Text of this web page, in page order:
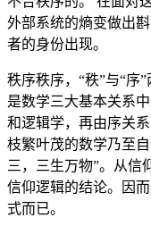
外部系统的熵变做出
者的身份出现。
秩序秩序，“秩”与“序
是数学三大基本关系
和逻辑学，再由序关
枝繁叶茂的数学乃至
三，三生万物”。从信
信仰逻辑的结论。因
式而已。